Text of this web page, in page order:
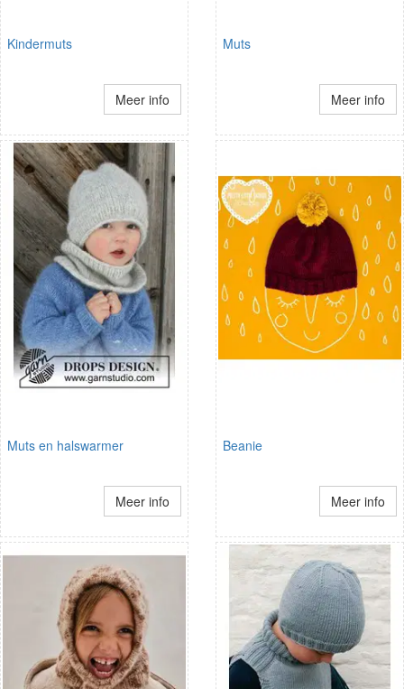
Kindermuts
Meer info
Muts
Meer info
Muts en halswarmer
Meer info
Beanie
Meer info